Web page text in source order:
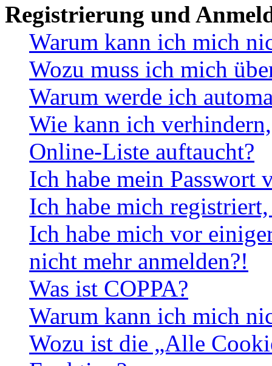
Registrierung und
Warum kann ich mich
Wozu muss ich mich
Warum werde ich
Wie kann ich
Online-Liste auftaucht?
Ich habe mein Passwort
Ich habe mich
Ich habe mich vor
nicht mehr anmelden?!
Was ist COPPA?
Warum kann ich mich
Wozu ist die „Alle